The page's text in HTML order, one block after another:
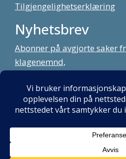
Tilgjengelighetserklæring
Nyhetsbrev
Abonner på avgjorte saker
klagenemnd,